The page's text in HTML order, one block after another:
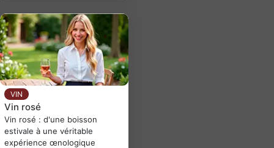
VIN
Vin rosé
Vin rosé : d'une boisson
estivale à une véritable
expérience œnologique